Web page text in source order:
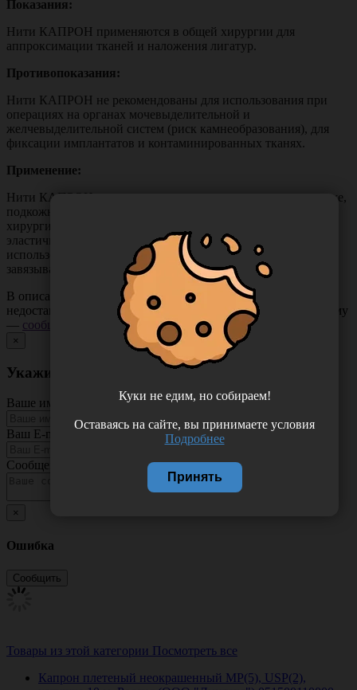
Показания:
Нити КАПРОН применяются в общей хирургии для
аппроксимации тканей и наложения лигатур.
Противопоказания:
Нити КАПРОН не рекомендованы для использования при
операциях на органах мочевыделительной и
желчевыделительной систем (риск камнеобразования), для
фиксации имплантатов и контаминированных тканях.
Применение:
Нити КАПРОН рекомендованы для наложения швов на коже,
подкожной клетчатке, мышцах, апоневрозе, в
хирургии трахеи и бронхов. Нити достаточно прочны,
эластичны, легко вяжутся хирургическими узлами с
использованием стандартной мануальной техники
завязывания, а также с помощью инструментов.
В описании товара могут иметь место неточности или
недостающая информация. Если вы заметили такую проблему
— сообщите нам
×
Укажите неточность в описании товара
Ваше имя
Ваш E-mail
Сообщение
×
Ошибка
Товары из этой категории Посмотреть все
Капрон плетеный неокрашенный МР(5), USP(2),
Куки не едим, но собираем!
Оставаясь на сайте, вы принимаете условия
Подробнее
Принять